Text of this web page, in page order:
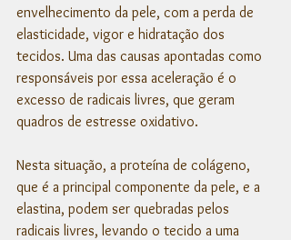
envelhecimento da pele, com a perda de
elasticidade, vigor e hidratação dos
tecidos. Uma das causas apontadas como
responsáveis por essa aceleração é o
excesso de radicais livres, que geram
quadros de estresse oxidativo.
Nesta situação, a proteína de colágeno,
que é a principal componente da pele, e a
elastina, podem ser quebradas pelos
radicais livres, levando o tecido a uma